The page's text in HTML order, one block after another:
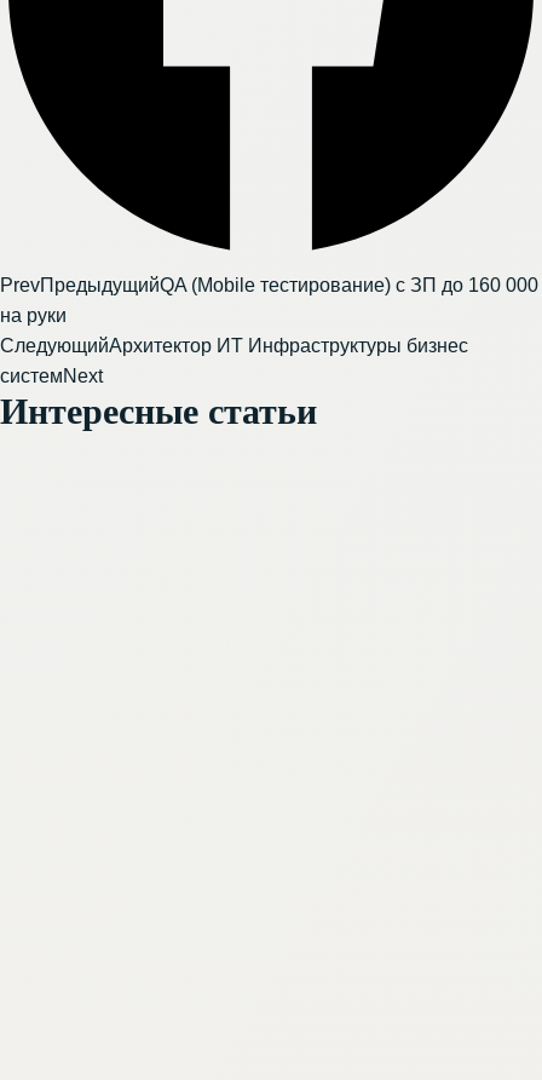
PrevПредыдущийQA (Mobile тестирование) с ЗП до 160 000
на руки
СледующийАрхитектор ИТ Инфраструктуры бизнес
системNext
Интересные статьи